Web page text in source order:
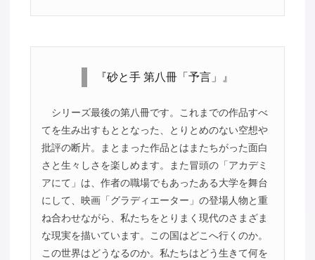
『砂と手 第八冊「予言」』
シリーズ最後の第八冊です。これまでの作品すべ
てを生み出すもととなった、とりとめのない空想や
批評の断片。まとまった作品とはまたちがった面白
さと生々しさを楽しめます。また冒頭の「アカデミ
アにて」は、作者の職場でもあったある大学を舞台
にして、映画「グラディエーター」の登場人物と重
ね合わせながら、私たちをとりまく現代のさまざま
な現実を描いています。この国はどこへ行くのか。
この世界はどうなるのか。私たちはどう生きて何を